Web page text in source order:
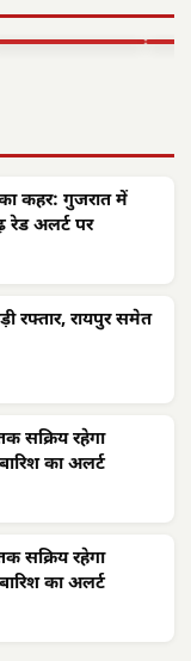
शासन…
कहर: गुजरात में
रेड अलर्ट पर
रफ्तार, रायपुर समेत
सक्रिय रहेगा
का अलर्ट
सक्रिय रहेगा
का अलर्ट